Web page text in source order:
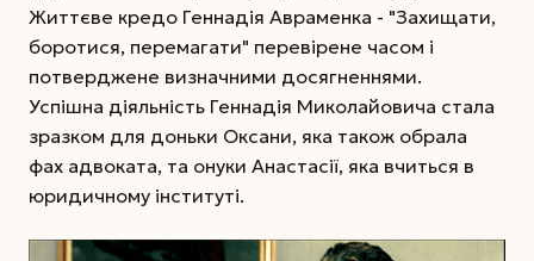
Життєве кредо Геннадія Авраменка - "Захищати,
боротися, перемагати" перевірене часом і
потверджене визначними досягненнями.
Успішна діяльність Геннадія Миколайовича стала
зразком для доньки Оксани, яка також обрала
фах адвоката, та онуки Анастасії, яка вчиться в
юридичному інституті.